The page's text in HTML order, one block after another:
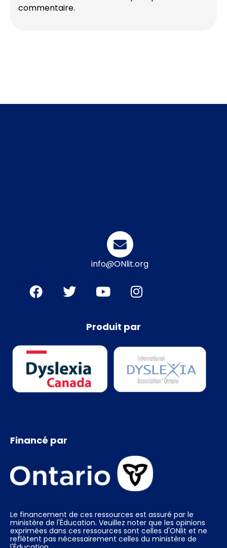
commentaire.
info@ONlit.org
Produit par
Financé par
Le financement de ces ressources est assuré par le
ministère de l'Éducation. Veuillez noter que les opinions
exprimées dans ces ressources sont celles d'ONlit et ne
reflètent pas nécessairement celles du ministère de